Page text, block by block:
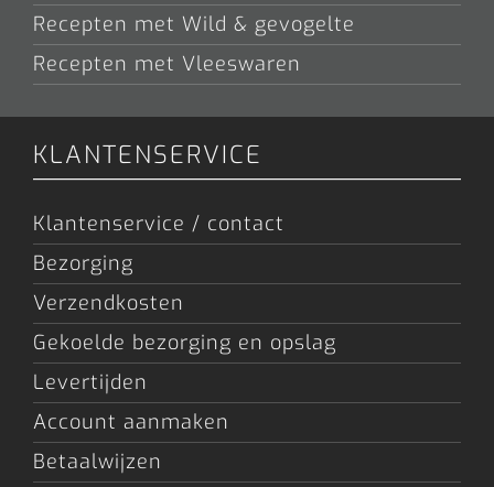
Recepten met Wild & gevogelte
Recepten met Vleeswaren
KLANTENSERVICE
Klantenservice / contact
Bezorging
Verzendkosten
Gekoelde bezorging en opslag
Levertijden
Account aanmaken
Betaalwijzen